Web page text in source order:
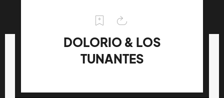
DOLORIO & LOS
TUNANTES